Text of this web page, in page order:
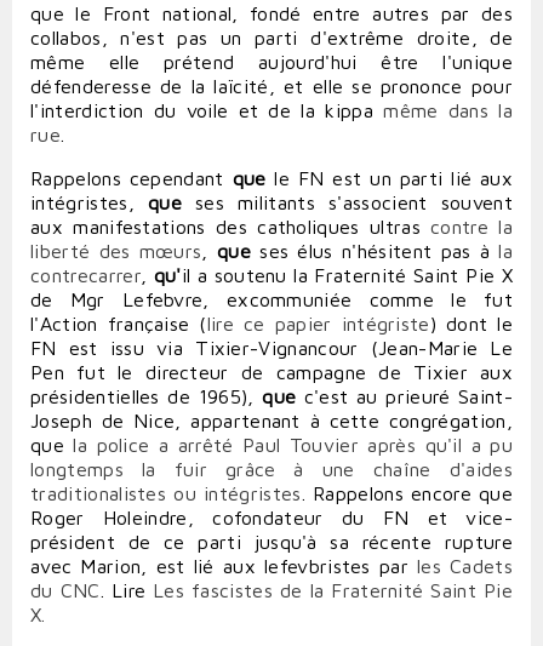
que le Front national, fondé entre autres par des
collabos, n'est pas un parti d'extrême droite, de
même elle prétend aujourd'hui être l'unique
défenderesse de la laïcité, et elle se prononce pour
l'interdiction du voile et de la kippamême dans la
rue
Rappelons cependant quele FN est un parti lié aux
intégristes, queses militants s'associent souvent
aux manifestations des catholiques ultrascontre la
liberté des mœurs
queses élus n'hésitent pas àla
contrecarrer, qu'il a soutenu la Fraternité Saint Pie X
de Mgr Lefebvre, excommuniée comme le fut
l'Action française (lire ce papier intégriste) dont le
FN est issu via Tixier-Vignancour (Jean-Marie Le
Pen fut le directeur de campagne de Tixier aux
présidentielles de 1965),que c'est au prieuré Saint-
Joseph de Nice, appartenant à cette congrégation,
que la police a arrêté Paul Touvier après qu'il a pu
longtemps la fuir grâce à une chaîne d'aides
traditionalistes ou intégristes . Rappelons encore que
Roger Holeindre, cofondateur du FN et vice-
président de ce parti jusqu'à sa récente rupture
avec Marion, est lié aux lefevbristes par les Cadets
du CNC . Lire Les fascistes de la Fraternité Saint Pie
X.